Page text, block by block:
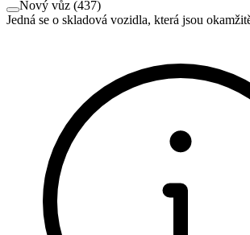
Nový vůz (437)
Jedná se o skladová vozidla, která jsou